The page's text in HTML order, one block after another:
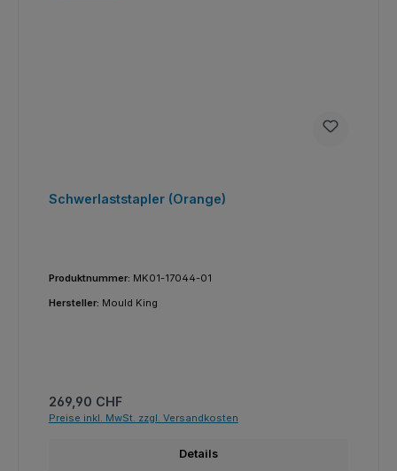
Schwerlaststapler (Orange)
Produktnummer: MK01-17044-01
Hersteller: Mould King
Regulärer Preis:
269,90 CHF
Preise inkl. MwSt. zzgl. Versandkosten
Details